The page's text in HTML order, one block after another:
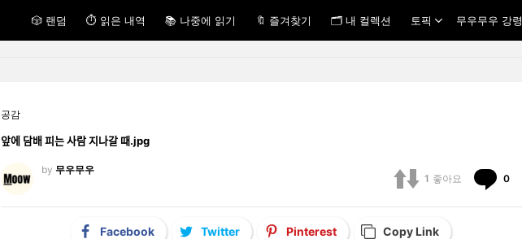
🎲 랜덤 ⏱ 읽은 내역 📚 나중에 읽기 🔖 즐겨찾기 🗂 내 컬렉션 토픽 무우무우 강령
공감
앞에 담배 피는 사람 지나갈 때.jpg
by 무우무우
1 좋아요 0
Facebook Twitter Pinterest Copy Link